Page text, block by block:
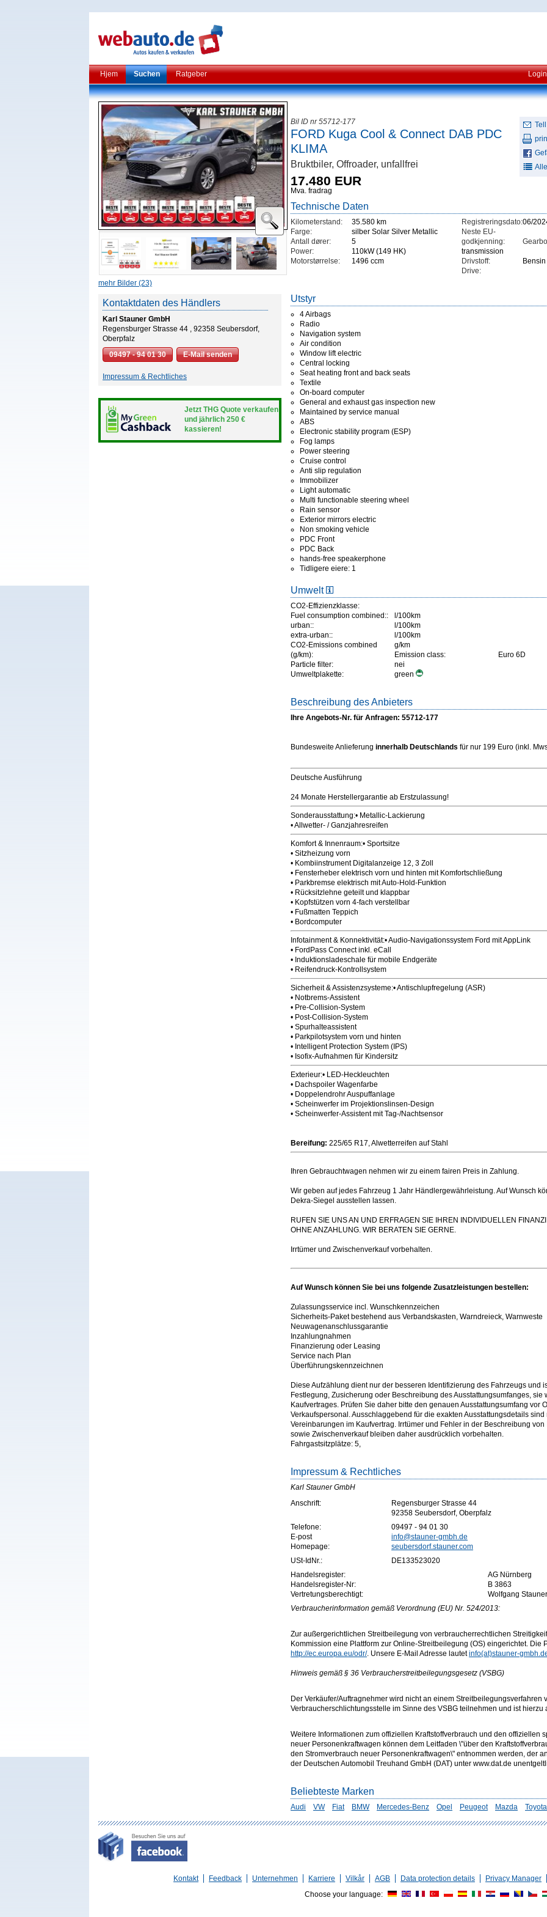
Hjem Suchen Ratgeber Login
mehr Bilder (23)
Kontaktdaten des Händlers
Karl Stauner GmbH
Regensburger Strasse 44 , 92358 Seubersdorf,
Oberpfalz
09497 - 94 01 30
E-Mail senden
Impressum & Rechtliches
Jetzt THG Quote verkaufen
und jährlich 250 €
kassieren!
Bil ID nr 55712-177
FORD Kuga Cool & Connect DAB PDC
KLIMA
Bruktbiler, Offroader, unfallfrei
17.480 EUR
Mva. fradrag
Technische Daten
Kilometerstand:
35.580 km
Farge:
silber Solar Silver Metallic
Antall dører:
5
Power:
110kW (149 HK)
Motorstørrelse:
1496 ccm
Registreringsdato:06/
Neste EU-
godkjenning:
transmission
Drivstoff:
Bensin
Drive:
Utstyr
4 Airbags
Radio
Navigation system
Air condition
Window lift electric
Central locking
Seat heating front and back seats
Textile
On-board computer
General and exhaust gas inspection new
Maintained by service manual
ABS
Electronic stability program (ESP)
Fog lamps
Power steering
Cruise control
Anti slip regulation
Immobilizer
Light automatic
Multi functionable steering wheel
Rain sensor
Exterior mirrors electric
Non smoking vehicle
PDC Front
PDC Back
hands-free speakerphone
Tidligere eiere: 1
Umwelt
CO2-Effizienzklasse:
Fuel consumption combined::
l/100km
urban::
l/100km
extra-urban::
l/100km
CO2-Emissions combined
(g/km):
g/km
Emission class:
Euro 6D
Particle filter:
nei
Umweltplakette:
green
Beschreibung des Anbieters
Ihre Angebots-Nr. für Anfragen: 55712-177
Bundesweite Anlieferung innerhalb Deutschlands für nur 199 Euro (inkl.
Deutsche Ausführung
24 Monate Herstellergarantie ab Erstzulassung!
Sonderausstattung:• Metallic-Lackierung
• Allwetter- / Ganzjahresreifen
Komfort & Innenraum:• Sportsitze
• Sitzheizung vorn
• Kombiinstrument Digitalanzeige 12, 3 Zoll
• Fensterheber elektrisch vorn und hinten mit Komfortschließung
• Parkbremse elektrisch mit Auto-Hold-Funktion
• Rücksitzlehne geteilt und klappbar
• Kopfstützen vorn 4-fach verstellbar
• Fußmatten Teppich
• Bordcomputer
Infotainment & Konnektivität:• Audio-Navigationssystem Ford mit AppLink
• FordPass Connect inkl. eCall
• Induktionsladeschale für mobile Endgeräte
• Reifendruck-Kontrollsystem
Sicherheit & Assistenzsysteme:• Antischlupfregelung (ASR)
• Notbrems-Assistent
• Pre-Collision-System
• Post-Collision-System
• Spurhalteassistent
• Parkpilotsystem vorn und hinten
• Intelligent Protection System (IPS)
• Isofix-Aufnahmen für Kindersitz
Exterieur:• LED-Heckleuchten
• Dachspoiler Wagenfarbe
• Doppelendrohr Auspuffanlage
• Scheinwerfer im Projektionslinsen-Design
• Scheinwerfer-Assistent mit Tag-/Nachtsensor
Bereifung: 225/65 R17, Alwetterreifen auf Stahl
Ihren Gebrauchtwagen nehmen wir zu einem fairen Preis in Zahlung.
Wir geben auf jedes Fahrzeug 1 Jahr Händlergewährleistung. Auf Wunsch
Dekra-Siegel ausstellen lassen.
RUFEN SIE UNS AN UND ERFRAGEN SIE IHREN INDIVIDUELLEN
OHNE ANZAHLUNG. WIR BERATEN SIE GERNE.
Irrtümer und Zwischenverkauf vorbehalten.
Auf Wunsch können Sie bei uns folgende Zusatzleistungen bestellen:
Zulassungsservice incl. Wunschkennzeichen
Sicherheits-Paket bestehend aus Verbandskasten, Warndreieck, Warnweste
Neuwagenanschlussgarantie
Inzahlungnahmen
Finanzierung oder Leasing
Service nach Plan
Überführungskennzeichnen
Diese Aufzählung dient nur der besseren Identifizierung des Fahrzeugs und
Festlegung, Zusicherung oder Beschreibung des Ausstattungsumfanges, sie
Kaufvertrages. Prüfen Sie daher bitte den genauen Ausstattungsumfang vor
Verkaufspersonal. Ausschlaggebend für die exakten Ausstattungsdetails
Vereinbarungen im Kaufvertrag. Irrtümer und Fehler in der Beschreibung
sowie Zwischenverkauf bleiben daher ausdrücklich vorbehalten.
Fahrgastsitzplätze: 5,
Impressum & Rechtliches
Karl Stauner GmbH
Anschrift:
Regensburger Strasse 44
92358 Seubersdorf, Oberpfalz
Telefone:
09497 - 94 01 30
E-post
info@stauner-gmbh.de
Homepage:
seubersdorf.stauner.com
USt-IdNr.:
DE133523020
Handelsregister:
AG Nürnberg
Handelsregister-Nr:
B 3863
Vertretungsberechtigt:
Wolfgang Stauner
Verbraucherinformation gemäß Verordnung (EU) Nr. 524/2013:
Zur außergerichtlichen Streitbeilegung von verbraucherrechtlichen
Kommission eine Plattform zur Online-Streitbeilegung (OS) eingerichtet. Die
http://ec.europa.eu/odr/. Unsere E-Mail Adresse lautetinfo(at)stauner-
Hinweis gemäß § 36 Verbraucherstreitbeilegungsgesetz (VSBG)
Der Verkäufer/Auftragnehmer wird nicht an einem Streitbeilegungsverfahren
Verbraucherschlichtungsstelle im Sinne des VSBG teilnehmen und ist hierzu
Weitere Informationen zum offiziellen Kraftstoffverbrauch und den offiziellen
neuer Personenkraftwagen können dem Leitfaden \"über den
den Stromverbrauch neuer Personenkraftwagen\" entnommen werden, der
der Deutschen Automobil Treuhand GmbH (DAT) unter www.dat.de
Beliebteste Marken
Audi VW Fiat BMW Mercedes-Benz Opel Peugeot Mazda Toyota
Kontakt Feedback Unternehmen Karriere Vilkår AGB Data protection details
Privacy Manager
Choose your language: